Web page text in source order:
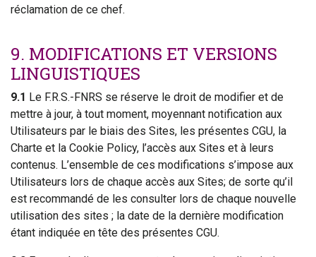
réclamation de ce chef.
9. MODIFICATIONS ET VERSIONS
LINGUISTIQUES
9.1 Le F.R.S.-FNRS se réserve le droit de modifier et de
mettre à jour, à tout moment, moyennant notification aux
Utilisateurs par le biais des Sites, les présentes CGU, la
Charte et la Cookie Policy, l’accès aux Sites et à leurs
contenus. L’ensemble de ces modifications s’impose aux
Utilisateurs lors de chaque accès aux Sites; de sorte qu’il
est recommandé de les consulter lors de chaque nouvelle
utilisation des sites ; la date de la dernière modification
étant indiquée en tête des présentes CGU.